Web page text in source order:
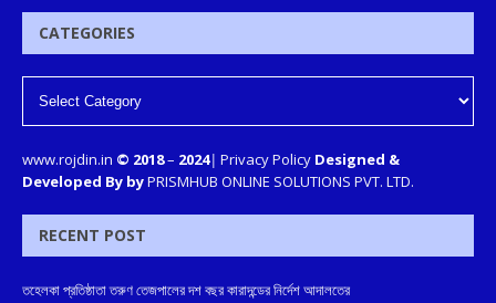
CATEGORIES
www.rojdin.in © 2018– 2024| Privacy Policy Designed &
Developed By byPRISMHUB ONLINE SOLUTIONS PVT. LTD.
RECENT POST
তহেলকা প্রতিষ্ঠাতা তরুণ তেজপালের দশ বছর কারাদন্ডের নির্দেশ আদালতের